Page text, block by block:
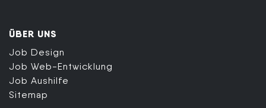
ÜBER UNS
Job Design
Job Web-Entwicklung
Job Aushilfe
Sitemap